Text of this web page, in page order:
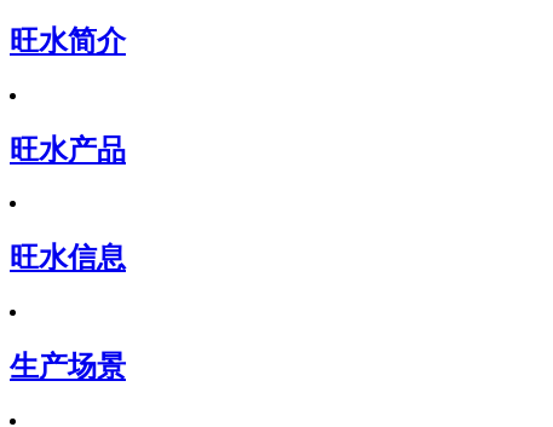
旺水简介
旺水产品
旺水信息
生产场景